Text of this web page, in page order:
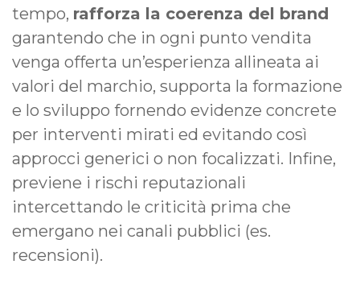
tempo, rafforza la coerenza del brand
garantendo che in ogni punto vendita
venga offerta un’esperienza allineata ai
valori del marchio, supporta la formazione
e lo sviluppo fornendo evidenze concrete
per interventi mirati ed evitando così
approcci generici o non focalizzati. Infine,
previene i rischi reputazionali
intercettando le criticità prima che
emergano nei canali pubblici (es.
recensioni).